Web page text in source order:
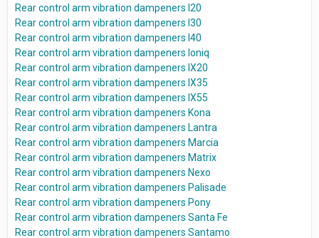
Rear control arm vibration dampeners I20
Rear control arm vibration dampeners I30
Rear control arm vibration dampeners I40
Rear control arm vibration dampeners Ioniq
Rear control arm vibration dampeners IX20
Rear control arm vibration dampeners IX35
Rear control arm vibration dampeners IX55
Rear control arm vibration dampeners Kona
Rear control arm vibration dampeners Lantra
Rear control arm vibration dampeners Marcia
Rear control arm vibration dampeners Matrix
Rear control arm vibration dampeners Nexo
Rear control arm vibration dampeners Palisade
Rear control arm vibration dampeners Pony
Rear control arm vibration dampeners Santa Fe
Rear control arm vibration dampeners Santamo